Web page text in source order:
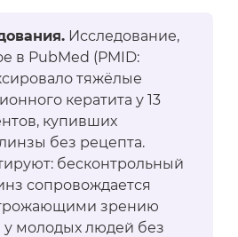
Исследование,
в PubMed (PMID:
тяжёлые
кератита у 13
купивших
без рецепта.
бесконтрольный
сопровождается
зрению
молодых людей без